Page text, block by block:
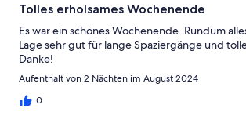
Tolles erholsames Wochenende
Es war ein schönes Wochenende. Rundum
Lage sehr gut für lange Spaziergänge und
Danke!
Aufenthalt von 2 Nächten im August 2024
0